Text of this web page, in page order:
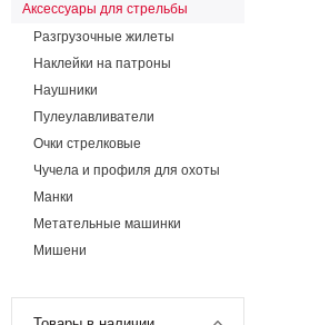
Аксессуары для стрельбы
Разгрузочные жилеты
Наклейки на патроны
Наушники
Пулеулавливатели
Очки стрелковые
Чучела и профиля для охоты
Манки
Метательные машинки
Мишени